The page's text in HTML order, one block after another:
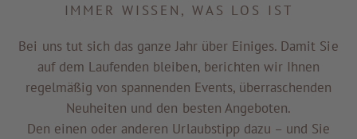
IMMER WISSEN, WAS LOS IST
Bei uns tut sich das ganze Jahr über Einiges. Damit Sie
auf dem Laufenden bleiben, berichten wir Ihnen
regelmäßig von spannenden Events, überraschenden
Neuheiten und den besten Angeboten.
Den einen oder anderen Urlaubstipp dazu – und Sie